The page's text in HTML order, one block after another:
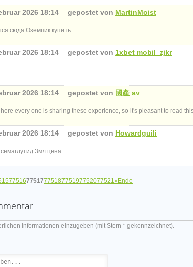
2026 18:14 gepostet von MartinMoist
сюда Оземпик купить
2026 18:14 gepostet von 1xbet mobil_zjkr
2026 18:14 gepostet von 國產 av
every one is sharing these experience, so it's pleasant to read
2026 18:14 gepostet von Howardguili
3мл цена
775167751777518775197752077521»Ende
Informationen einzugeben (mit Stern * gekennzeichnet).